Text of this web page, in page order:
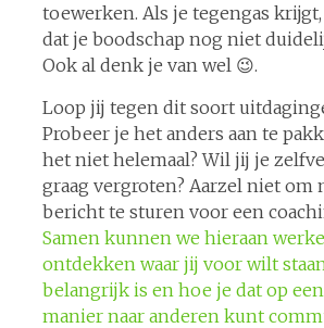
toewerken. Als je tegengas
dat je boodschap nog niet
Ook al denk je van wel 😉.
Loop jij tegen dit soort
Probeer je het anders aan te
het niet helemaal? Wil jij je
graag vergroten? Aarzel niet om
bericht te sturen voor een
Samen kunnen we hieraan
ontdekken waar jij voor wilt
belangrijk is en hoe je dat op
manier naar anderen kunt